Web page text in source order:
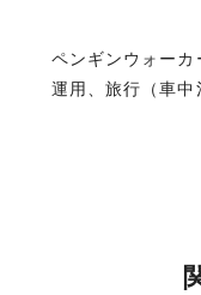
ペンギンウォー
運用、旅行（車